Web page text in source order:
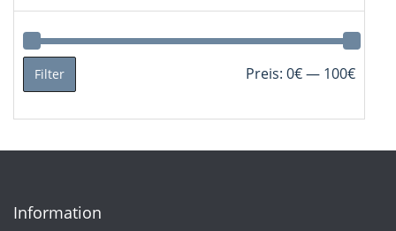
Min.
Max.
Filter Preis: 0€— 100€
Information